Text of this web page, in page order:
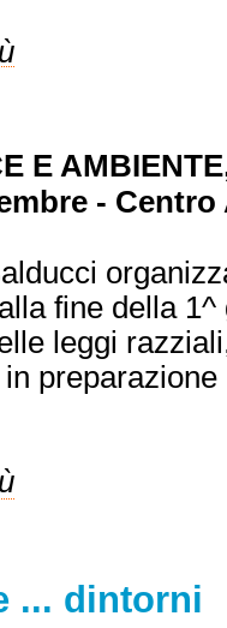
E
-
fine della
leggi
... dintorni